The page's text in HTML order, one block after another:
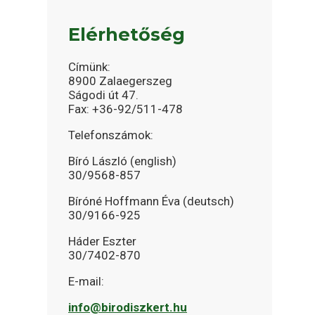
Elérhetőség
Címünk:
8900 Zalaegerszeg
Ságodi út 47.
Fax: +36-92/511-478
Telefonszámok:
Bíró László (english)
30/9568-857
Bíróné Hoffmann Éva (deutsch)
30/9166-925
Háder Eszter
30/7402-870
E-mail:
info@birodiszkert.hu